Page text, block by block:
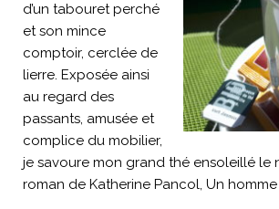
d’un tabouret perché
et son mince
comptoir, cerclée de
lierre. Exposée ainsi
au regard des
passants, amusée et
complice du mobilier,
je savoure mon grand thé ensoleillé le
roman de Katherine Pancol, Un